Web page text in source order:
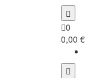
0
0,00 €